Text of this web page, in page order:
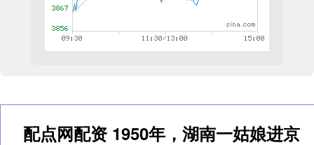
配点网配资 1950年，湖南一姑娘进京